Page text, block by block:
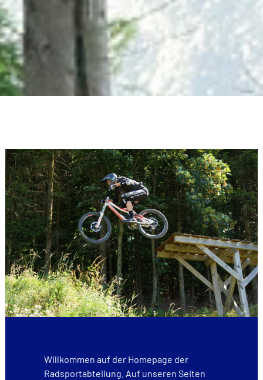
Willkommen auf der Homepage der
Radsportabteilung. Auf unseren Seiten